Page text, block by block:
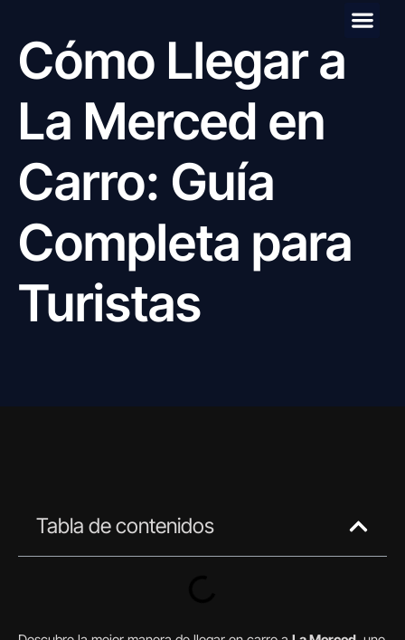
Cómo Llegar a
La Merced en
Carro: Guía
Completa para
Turistas
Tabla de contenidos